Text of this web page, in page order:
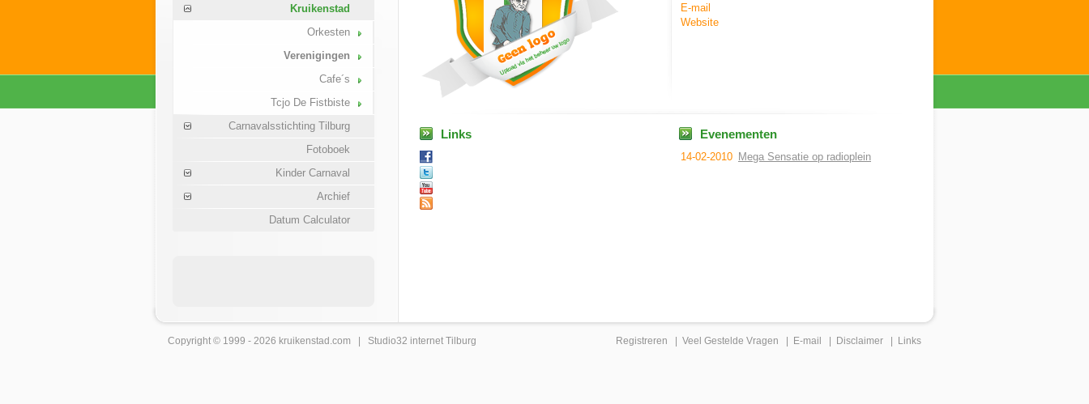
Kruikenstad
Orkesten
Verenigingen
Cafe´s
Tcjo De Fistbiste
Carnavalsstichting Tilburg
Fotoboek
Kinder Carnaval
Archief
Datum Calculator
E-mail
Website
Links Evenementen
14-02-2010 Mega Sensatie op radioplein
Copyright © 1999 - 2026 kruikenstad .com | Studio32 internet Tilburg Registreren Veel Gestelde Vragen E-mail Disclaimer Links